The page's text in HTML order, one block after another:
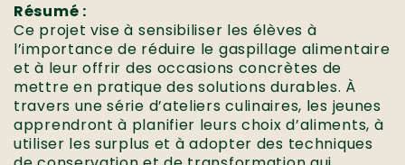
Résumé :
Ce projet vise à sensibiliser les élèves à
l’importance de réduire le gaspillage alimentaire
et à leur offrir des occasions concrètes de
mettre en pratique des solutions durables. À
travers une série d’ateliers culinaires, les jeunes
apprendront à planifier leurs choix d’aliments, à
utiliser les surplus et à adopter des techniques